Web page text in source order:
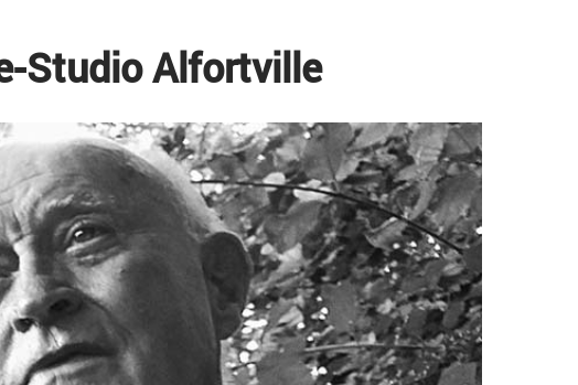
Studio Alfortville